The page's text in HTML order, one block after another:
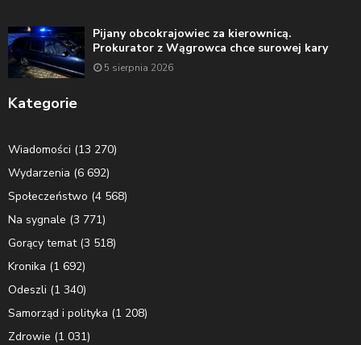
Pijany obcokrajowiec za kierownicą.
Prokurator z Wągrowca chce surowej kary
5 sierpnia 2026
Kategorie
Wiadomości (13 270)
Wydarzenia (6 692)
Społeczeństwo (4 568)
Na sygnale (3 771)
Gorący temat(3 518)
Kronika (1 692)
Odeszli (1 340)
Samorząd i polityka (1 208)
Zdrowie (1 031)